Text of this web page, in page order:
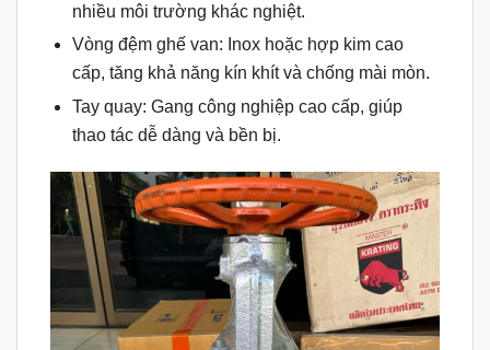
nhiều môi trường khác nghiệt.
Vòng đệm ghế van: Inox hoặc hợp kim cao
cấp, tăng khả năng kín khít và chống mài mòn.
Tay quay: Gang công nghiệp cao cấp, giúp
thao tác dễ dàng và bền bị.